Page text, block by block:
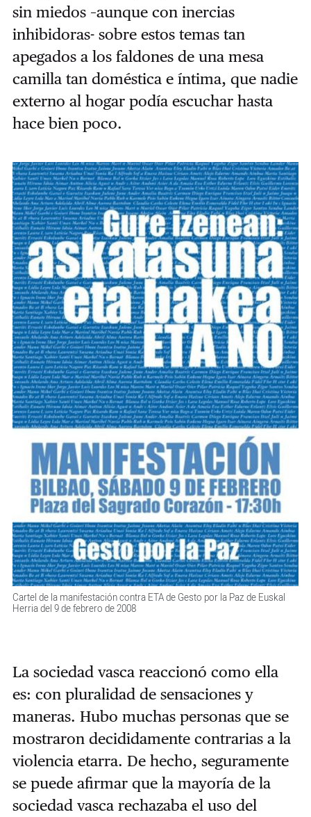
sin miedos –aunque con inercias
inhibidoras- sobre estos temas tan
apegados a los faldones de una mesa
camilla tan doméstica e íntima, que nadie
externo al hogar podía escuchar hasta
hace bien poco.
Cartel de la manifestación contra ETA de Gesto por la Paz de Euskal
Herria del 9 de febrero de 2008
La sociedad vasca reaccionó como ella
es: con pluralidad de sensaciones y
maneras. Hubo muchas personas que se
mostraron decididamente contrarias a la
violencia etarra. De hecho, seguramente
se puede afirmar que la mayoría de la
sociedad vasca rechazaba el uso del